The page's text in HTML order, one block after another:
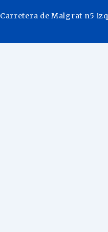
Carretera de Malgrat n5